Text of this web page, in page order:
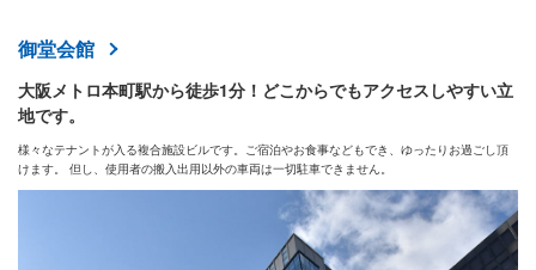
御堂会館
大阪メトロ本町駅から徒歩1分！どこからでもアクセスしやすい立
地です。
様々なテナントが入る複合施設ビルです。ご宿泊やお食事などもでき、ゆったりお過ごし頂
けます。 但し、使用者の搬入出用以外の車両は一切駐車できません。